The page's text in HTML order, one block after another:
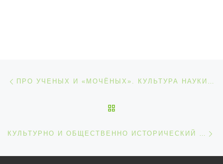
ПРО УЧЕНЫХ И «МОЧЁНЫХ». КУЛЬТУРА НАУКИ. ИЛИ КТО ТАКОЙ УЧЕНЫЙ?
КУЛЬТУРНО И ОБЩЕСТВЕННО ИСТОРИЧЕСКИЙ ПРОЕКТ